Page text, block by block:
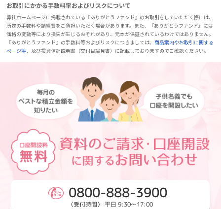
お取引にかかる手数料率およびリスクについて
弊社ホームページに掲載されている『ありがとうファンド』のお取引をしていただく際には、
所定の手数料や諸経費をご負担いただく場合があります。また、『ありがとうファンド』には
価格の変動等により損失が生じるおそれがあり、元本が保証されているわけではありません。
『ありがとうファンド』の手数料等およびリスクにつきましては、商品案内やお取引に関する
ページ等、及び投資信託説明書（交付目論見書）に記載しておりますのでご確認ください。
0800-888-3900
〈受付時間〉 平日 9:30～17:00